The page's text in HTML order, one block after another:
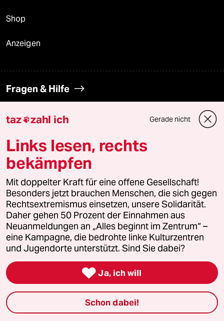
Shop
Anzeigen
Fragen & Hilfe
Feedback
Aboservice
ePaper Login
Downloads für Abonnierende
© 2026 taz Verlags und Vertriebs GmbH
Alle Rechte vorbehalten. Bei rechtlichen Fragen oder für Genehmigungen
wenden Sie sich bitte an
lizenzen@taz.de
Feedback Redaktionsstatut Kommune-Richtlinien KI-
Leitlinie Informant Datenschutz Impressum AGB
taz zahl ich Gerade nicht
Links lesen, rechts
bekämpfen
Mit doppelter Kraft für eine offene Gesellschaft!
Besonders jetzt brauchen Menschen, die sich gegen
Rechtsextremismus einsetzen, unsere Solidarität.
Daher gehen 50 Prozent der Einnahmen aus
Neuanmeldungen an „Alles beginnt im Zentrum“ –
eine Kampagne, die bedrohte linke Kulturzentren
und Jugendorte unterstützt. Sind Sie dabei?
 Ja, ich will
Schon dabei!